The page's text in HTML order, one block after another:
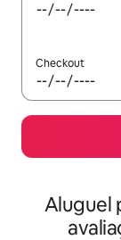
Checkout
Aluguel